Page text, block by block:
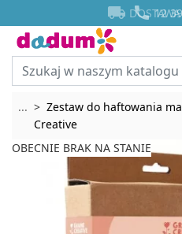
 12


... Rozwiń breadcrumbs
Zestaw do haftowania
Creative
OBECNIE BRAK NA STANIE